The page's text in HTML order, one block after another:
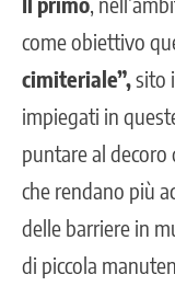
come obiettivo
cimiteriale”,sito
impiegati in
puntare al
che rendano più
delle barriere in
di piccola